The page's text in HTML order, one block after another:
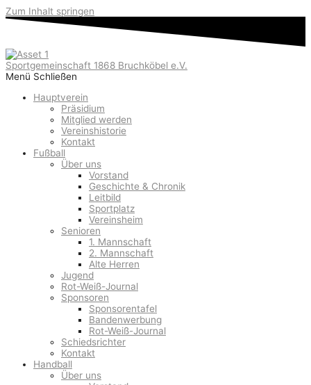
Zum Inhalt springen
Sportgemeinschaft 1868 Bruchköbel e.V.
Menü Schließen
Hauptverein
Präsidium
Mitglied werden
Vereinshistorie
Kontakt
Fußball
Über uns
Vorstand
Geschichte & Chronik
Leitbild
Sportplatz
Vereinsheim
Senioren
1. Mannschaft
2. Mannschaft
Alte Herren
Jugend
Rot-Weiß-Journal
Sponsoren
Sponsorentafel
Bandenwerbung
Rot-Weiß-Journal
Schiedsrichter
Kontakt
Handball
Über uns